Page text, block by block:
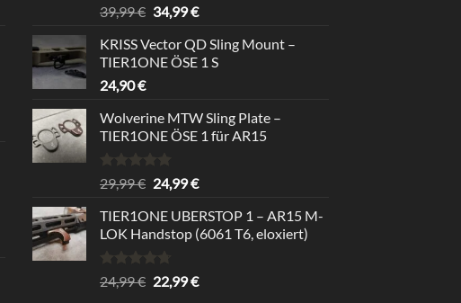
Bewertet
mit
von 5
39,99€ Ursprünglicher
war:
39,99 €
34,99€Aktueller
ist:
34,99 €.
KRISS Vector QD Sling Mount –
TIER1ONE ÖSE 1 S
24,90€
Wolverine MTW Sling Plate –
TIER1ONE ÖSE 1 für AR15
Bewertet
mit
von 5
29,99€ Ursprünglicher
war:
29,99 €
24,99€Aktueller
ist:
24,99 €.
TIER1ONE UBERSTOP 1 – AR15 M-
LOK Handstop (6061 T6, eloxiert)
Bewertet
mit
24,99€ Ursprünglicher
22,99€Aktueller